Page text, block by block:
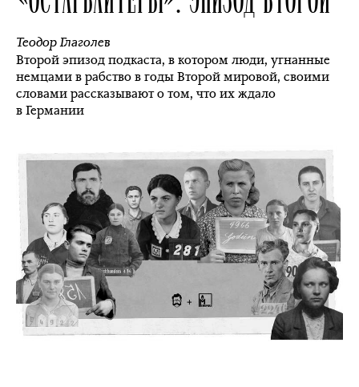
Теодор Глаголев
Второй эпизод подкаста, в котором люди, угнанные
немцами в рабство в годы Второй мировой, своими
словами рассказывают о том, что их ждало
в Германии